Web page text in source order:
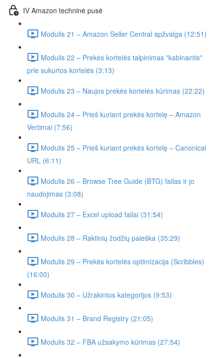
IV Amazon techninė pusė
Modulis 21 – Amazon Seller Central apžvalga (12:51)
Modulis 22 – Prekės kortelės talpinimas "kabinantis"
prie sukurtos kortelės (3:13)
Modulis 23 – Naujos prekės kortelės kūrimas (22:22)
Modulis 24 – Prieš kuriant prekės kortelę – Amazon
Vertimai (7:56)
Modulis 25 – Prieš kuriant prekės kortelę – Canonical
URL (6:11)
Modulis 26 – Browse Tree Guide (BTG) failas ir jo
naudojimas (3:08)
Modulis 27 – Excel upload failai (31:54)
Modulis 28 – Raktinių žodžių paieška (35:29)
Modulis 29 – Prekės kortelės optimizacija (Scribbles)
(16:00)
Modulis 30 – Užrakintos kategorijos (9:53)
Modulis 31 – Brand Registry (21:05)
Modulis 32 – FBA užsakymo kūrimas (27:54)